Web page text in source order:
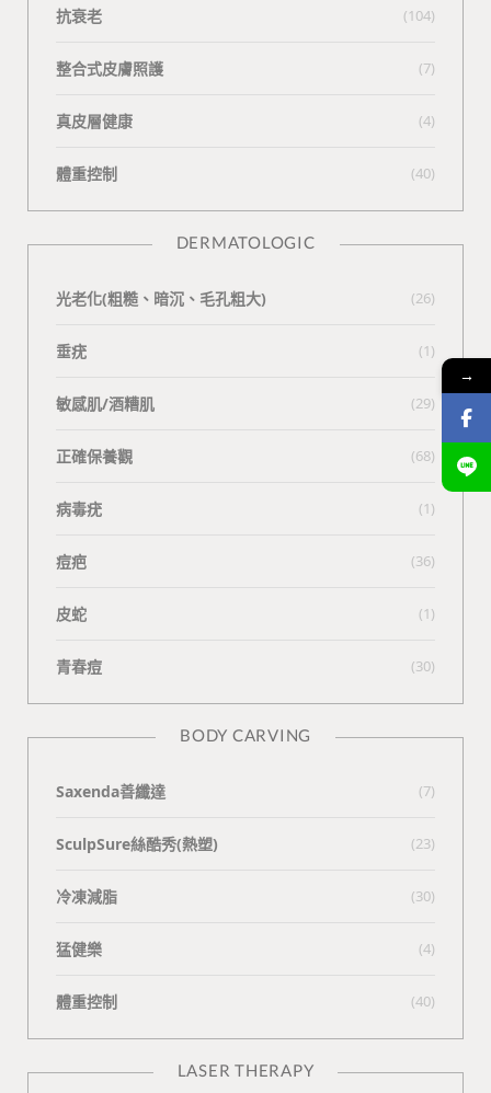
抗衰老 (104)
整合式皮膚照護 (7)
真皮層健康 (4)
體重控制 (40)
DERMATOLOGIC
光老化(粗糙、暗沉、毛孔粗大) (26)
垂疣 (1)
敏感肌/酒糟肌 (29)
正確保養觀 (68)
病毒疣 (1)
痘疤 (36)
皮蛇 (1)
青春痘 (30)
BODY CARVING
Saxenda善纖達 (7)
SculpSure絲酷秀(熱塑) (23)
冷凍減脂 (30)
猛健樂 (4)
體重控制 (40)
LASER THERAPY
→